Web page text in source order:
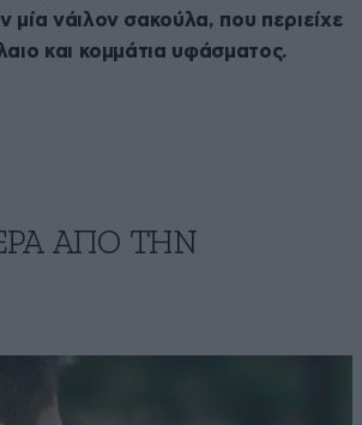
μία νάιλον σακούλα, που περιείχε
και κομμάτια υφάσματος.
ΑΠΟ ΤΗΝ